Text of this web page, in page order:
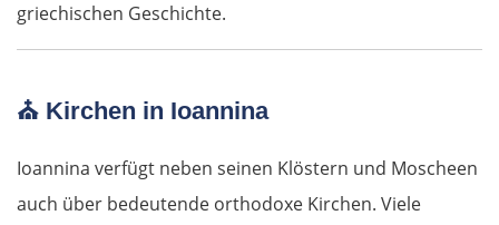
griechischen Geschichte.
⛪ Kirchen in Ioannina
Ioannina verfügt neben seinen Klöstern und Moscheen
auch über bedeutende orthodoxe Kirchen. Viele